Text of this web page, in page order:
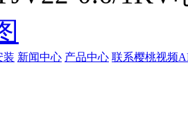
装 新闻中心 产品中心 联系樱桃视频